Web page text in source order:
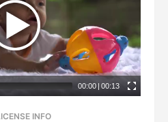
00:00 | 00:13
INFO